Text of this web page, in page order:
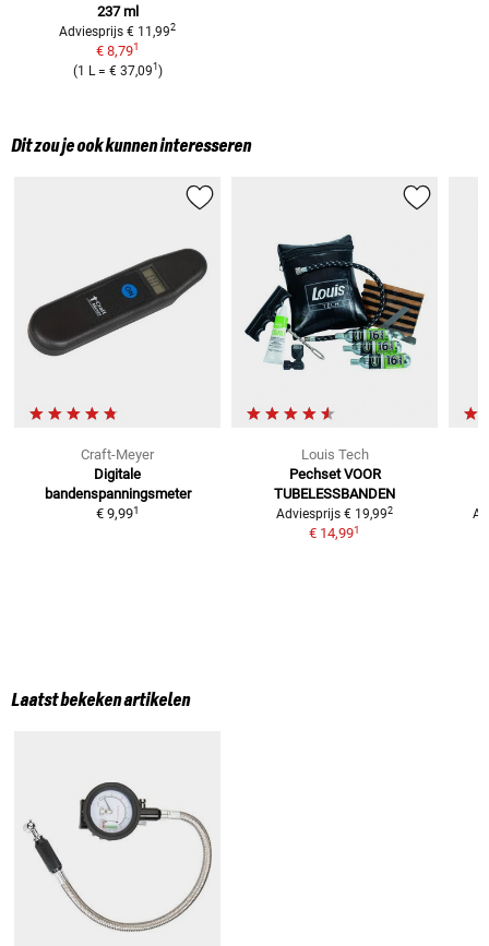
237 ml
Adviesprijs € 11,992
€ 8,791
(1 L = € 37,091 )
Dit zou je ook kunnen interesseren
Craft-Meyer
Digitale
bandenspanningsmeter
€ 9,991
Louis Tech
Pechset VOOR
TUBELESSBANDEN
Adviesprijs € 19,992
€ 14,991
Laatst bekeken artikelen